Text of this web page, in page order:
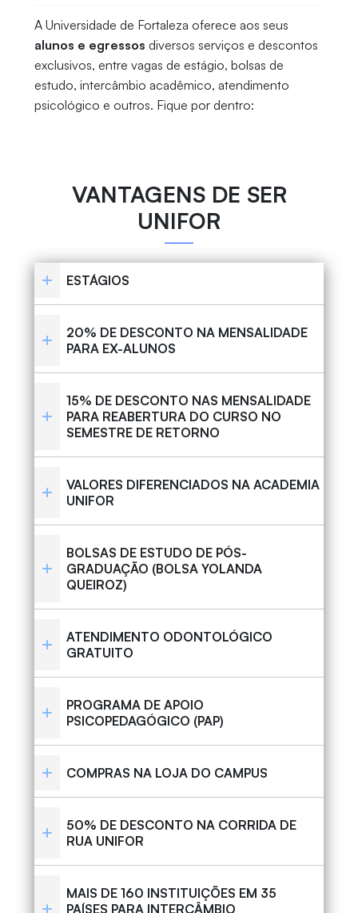
A Universidade de Fortaleza oferece aos seus
alunos e egressos diversos serviços e descontos
exclusivos, entre vagas de estágio, bolsas de
estudo, intercâmbio acadêmico, atendimento
psicológico e outros. Fique por dentro:
VANTAGENS DE SER
UNIFOR
ESTÁGIOS
20% DE DESCONTO NA MENSALIDADE
PARA EX-ALUNOS
15% DE DESCONTO NAS MENSALIDADE
PARA REABERTURA DO CURSO NO
SEMESTRE DE RETORNO
VALORES DIFERENCIADOS NA ACADEMIA
UNIFOR
BOLSAS DE ESTUDO DE PÓS-
GRADUAÇÃO (BOLSA YOLANDA
QUEIROZ)
ATENDIMENTO ODONTOLÓGICO
GRATUITO
PROGRAMA DE APOIO
PSICOPEDAGÓGICO (PAP)
COMPRAS NA LOJA DO CAMPUS
50% DE DESCONTO NA CORRIDA DE
RUA UNIFOR
MAIS DE 160 INSTITUIÇÕES EM 35
PAÍSES PARA INTERCÂMBIO